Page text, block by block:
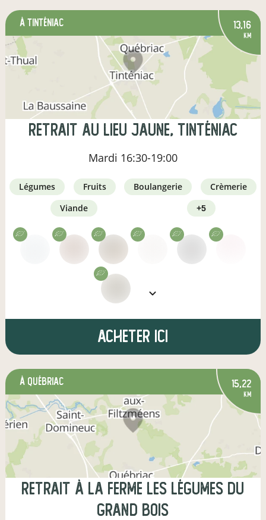
à Tinténiac 13,16
km
Retrait au Lieu Jaune, Tinténiac
Mardi 16:30-19:00
légumes fruits boulangerie
crèmerie
viande
+5
Acheter ici
à Québriac 15,22
km
Retrait à la ferme Les Légumes du
Grand Bois